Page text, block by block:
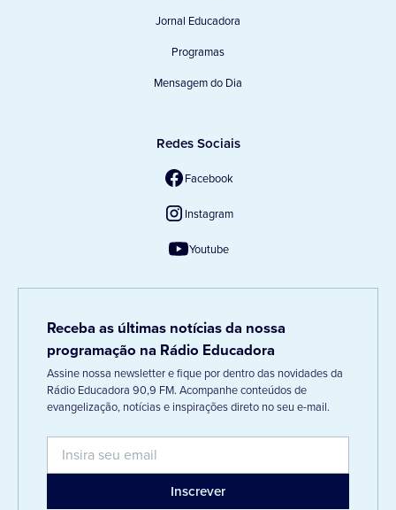
Jornal Educadora
Programas
Mensagem do Dia
Redes Sociais
Facebook
Instagram
Youtube
Receba as últimas notícias da nossa
programação na Rádio Educadora
Assine nossa newsletter e fique por dentro das novidades da
Rádio Educadora 90,9 FM. Acompanhe conteúdos de
evangelização, notícias e inspirações direto no seu e-mail.